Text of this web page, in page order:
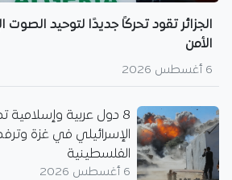
الجزائر تقود تحركًا جديدًا لتوحيد
الأمن
6 أغسطس 2026
8 دول عربية وإسلامية
الإسرائيلي في غزة
الفلسطينية
6 أغسطس 2026